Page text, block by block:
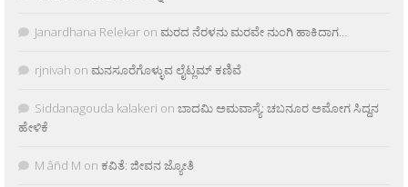
Janardhana Relekar on ಮರದ ನೆರಳನು ಮರವೇ ನುಂಗಿ ಹಾಕಿದಾಗ…
rjnivah on ಮನಸೂರೆಗೊಳ್ಳುವ ಲೈಟ್ಲಮ್ ಕಣಿವೆ
Siddanagouda kalakeri on ಬಾದಮಿ ಅಮವಾಸ್ಯೆ: ಚಬನೂರ ಅಮೋಗ ಸಿದ್ದನ
ಹೇಳಿಕೆ
M âñd M on ಕವಿತೆ: ಜೀವನ ಜ್ಯೋತಿ